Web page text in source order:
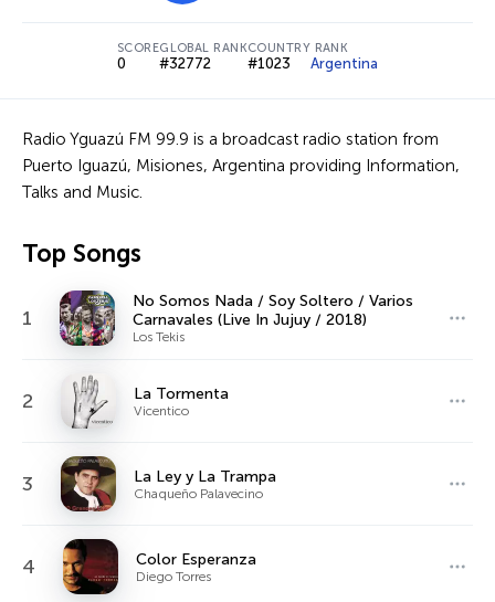
SCORE
0
GLOBAL RANK
#32772
COUNTRY RANK
#1023 Argentina
Radio Yguazú FM 99.9 is a broadcast radio station from
Puerto Iguazú, Misiones, Argentina providing Information,
Talks and Music.
Top Songs
1
No Somos Nada / Soy Soltero / Varios
Carnavales (Live In Jujuy / 2018)
Los Tekis
2 La Tormenta
Vicentico
3 La Ley y La Trampa
Chaqueño Palavecino
4 Color Esperanza
Diego Torres